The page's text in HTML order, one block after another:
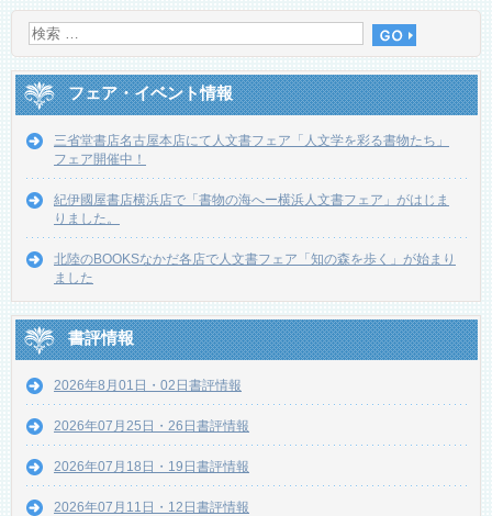
フェア・イベント情報
三省堂書店名古屋本店にて人文書フェア「人文学を彩る書物たち」
フェア開催中！
紀伊國屋書店横浜店で「書物の海へー横浜人文書フェア」がはじま
りました。
北陸のBOOKSなかだ各店で人文書フェア「知の森を歩く」が始まり
ました
書評情報
2026年8月01日・02日書評情報
2026年07月25日・26日書評情報
2026年07月18日・19日書評情報
2026年07月11日・12日書評情報